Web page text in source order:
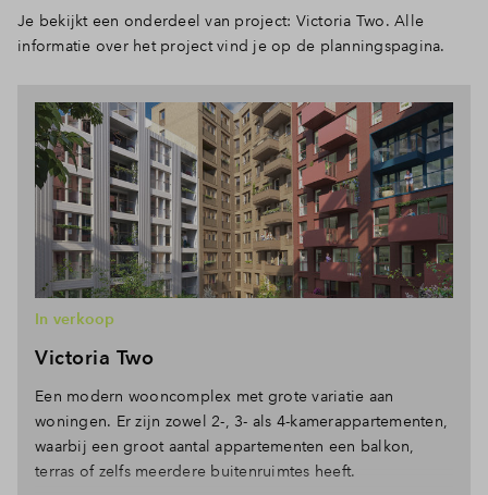
Je bekijkt een onderdeel van project: Victoria Two. Alle
informatie over het project vind je op de planningspagina.
Victoria Two
In verkoop
Een modern wooncomplex met grote variatie aan
woningen. Er zijn zowel 2-, 3- als 4-kamerappartementen,
waarbij een groot aantal appartementen een balkon,
terras of zelfs meerdere buitenruimtes heeft.